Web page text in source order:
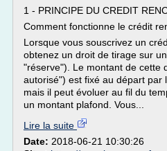
1 - PRINCIPE DU CREDIT
Comment fonctionne le crédit
Lorsque vous souscrivez un
obtenez un droit de tirage sur
"réserve"). Le montant de cette
autorisé") est fixé au départ par
mais il peut évoluer au fil du
un montant plafond. Vous...
Lire la suite
Date: 2018-06-21 10:30:26